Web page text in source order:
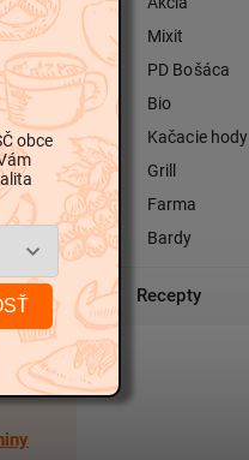
Mixit
PD Bošáca
Bio
Kačacie hody
Grill
Farma
Bardy
Recepty
obce